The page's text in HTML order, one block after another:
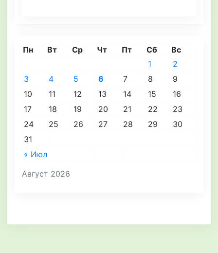
Август 2026
Пн Вт Ср Чт Пт Сб Вс
« Июл
1
2
3
4 5 6 7 8
9
10
11 12 13 14 15
16
17
18 19 20 21 22
23
24
25 26 27 28 29
30
31